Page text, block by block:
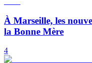
À Marseille, les
la Bonne Mère
4